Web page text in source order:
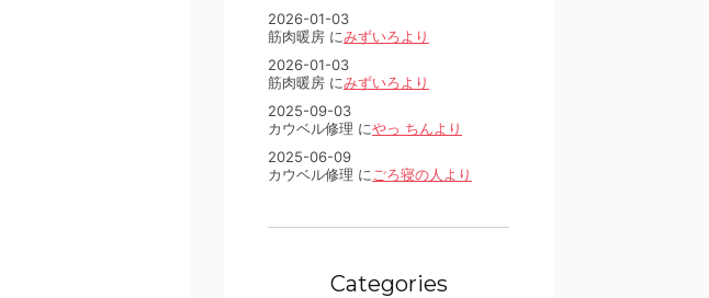
2026-01-03
筋肉暖房 にみずいろより
2026-01-03
筋肉暖房 にみずいろより
2025-09-03
カウベル修理 にやっ ちんより
2025-06-09
カウベル修理 に ごろ寝の人より
Categories